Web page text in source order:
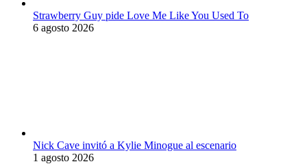
Strawberry Guy pide Love Me Like You Used To
6 agosto 2026
Nick Cave invitó a Kylie Minogue al escenario
1 agosto 2026